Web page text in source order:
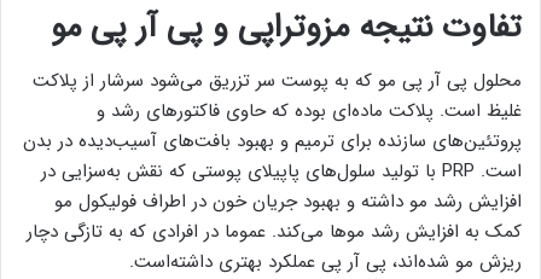
تفاوت نتیجه مزوتراپی و پی آر پی مو
محلول پی آر پی مو که به پوست سر تزریق می‌شود سرشار از پلاکت
غلیظ است. پلاکت ماده‌ای بوده که حاوی فاکتورهای رشد و
پروتئین‌های سازنده برای ترمیم و بهبود بافت‌های آسیب‌دیده در بدن
است. PRP با تولید سلول‌های پاپیلای پوستی که نقش به‌سزایی در
افزایش رشد مو داشته و بهبود جریان خون در اطراف فولیکول مو
کمک به افزایش رشد موها می‌کند. عموما در افرادی که به تازگی دچار
ریزش مو شده‌اند، پی آر پی عملکرد بهتری داشته‌است.